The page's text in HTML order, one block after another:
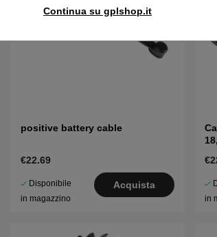
Continua su gplshop.it
positive battery cable
€22.69
Disponibile
in magazzino
Acquista
in